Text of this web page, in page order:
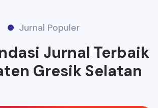
Jurnal Populer
Jurnal Terbaik
Gresik Selatan